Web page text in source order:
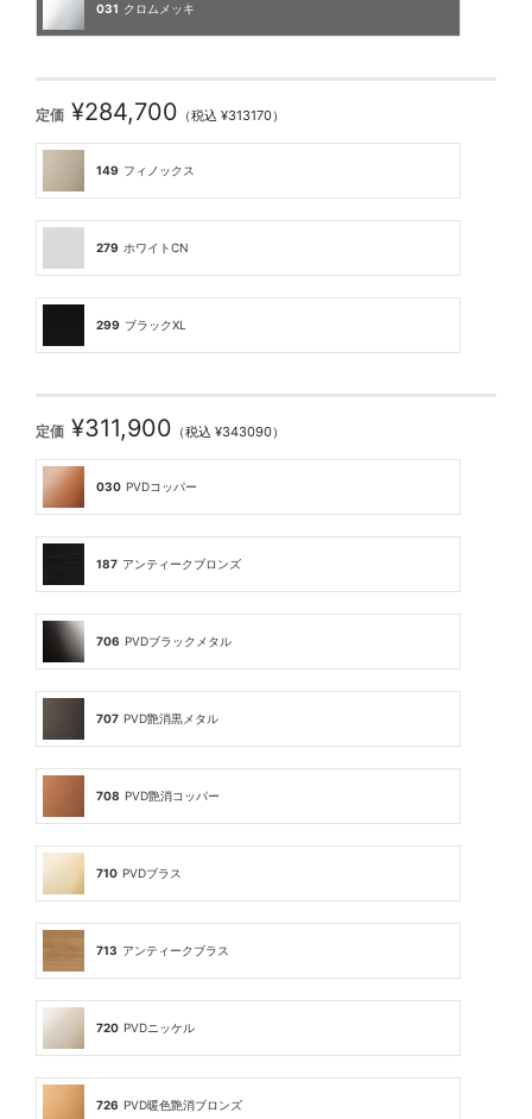
031 クロムメッキ
定価 ¥284,700 （税込 ¥313170）
149 フィノックス
279 ホワイトCN
299 ブラックXL
定価 ¥311,900 （税込 ¥343090）
030 PVDコッパー
187 アンティークブロンズ
706 PVDブラックメタル
707 PVD艶消黒メタル
708 PVD艶消コッパー
710 PVDブラス
713 アンティークブラス
720 PVDニッケル
726 PVD暖色艶消ブロンズ